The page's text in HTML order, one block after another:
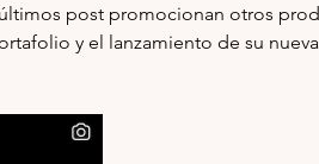
post promocionan otros
y el lanzamiento de su